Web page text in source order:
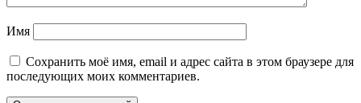
Имя
Сохранить моё имя, email и адрес сайта в этом браузере для
последующих моих комментариев.